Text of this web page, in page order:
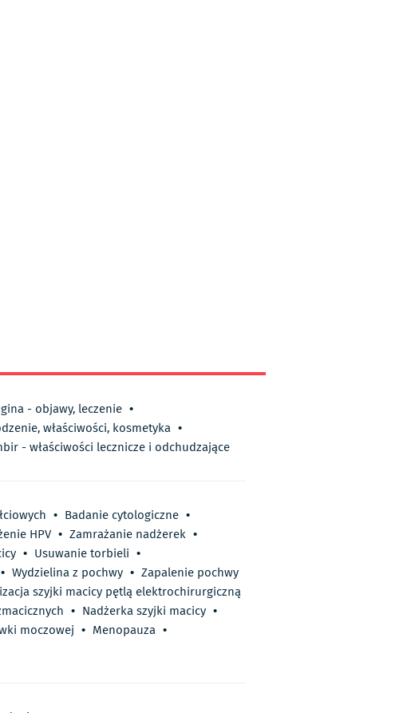
- objawy, leczenie •
właściwości, kosmetyka •
- właściwości lecznicze i odchudzające
• Badanie cytologiczne •
HPV • Zamrażanie nadżerek •
• Usuwanie torbieli •
• Wydzielina z pochwy • Zapalenie pochwy
szyjki macicy pętlą elektrochirurgiczną
• Nadżerka szyjki macicy •
moczowej • Menopauza •